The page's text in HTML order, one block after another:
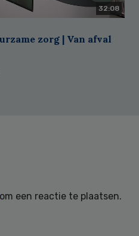
32:08
zorg | Van afval
om een reactie te plaatsen.